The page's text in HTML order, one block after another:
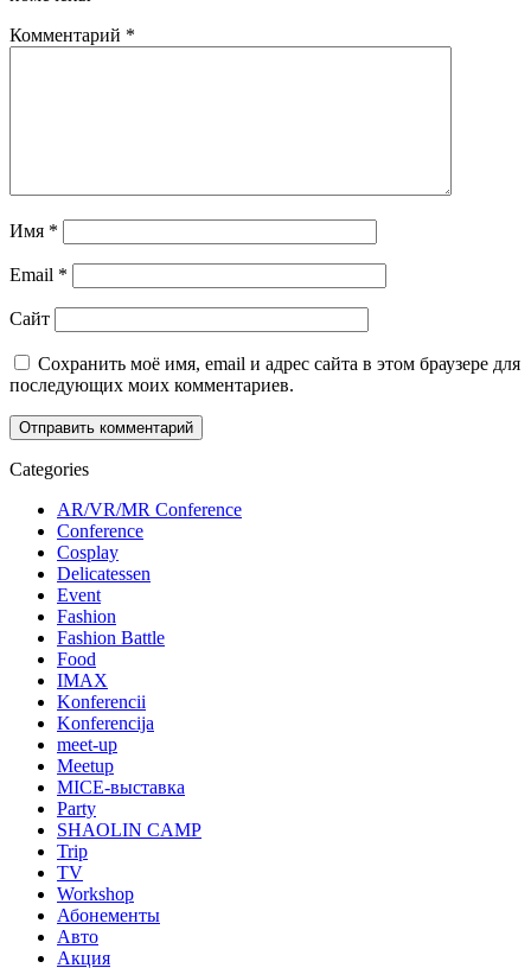
Комментарий *
Имя *
Email *
Сайт
Сохранить моё имя, email и адрес сайта в этом браузере для
последующих моих комментариев.
Categories
AR/VR/MR Conference
Conference
Cosplay
Delicatessen
Event
Fashion
Fashion Battle
Food
IMAX
Konferencii
Konferencija
meet-up
Meetup
MICE-выставка
Party
SHAOLIN CAMP
Trip
TV
Workshop
Абонементы
Авто
Акция